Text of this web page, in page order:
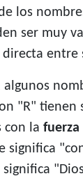
los
ser muy
entre
algunos
"R" tienen
con la fuerza
significa